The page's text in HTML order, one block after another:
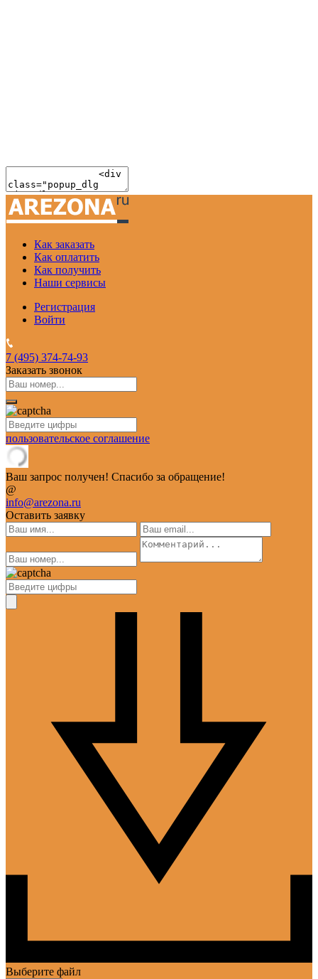
Как заказать
Как оплатить
Как получить
Наши сервисы
Регистрация
Войти
7 (495) 374-74-93
Заказать звонок
пользовательское соглашение
Ваш запрос получен! Спасибо за обращение!
@
info@arezona.ru
Оставить заявку
Выберите файл